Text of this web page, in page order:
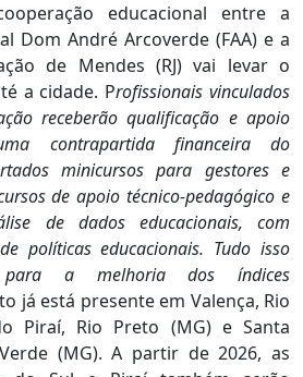
educacional entre a
Dom André Arcoverde (FAA) e a
de Mendes (RJ) vai levar o
a cidade. Profissionais vinculados
receberão qualificação e apoio
contrapartida financeira do
minicursos para gestores e
de apoio técnico-pedagógico e
de dados educacionais, com
políticas educacionais. Tudo isso
para a melhoria dos índices
já está presente em Valença, Rio
Piraí, Rio Preto (MG) e Santa
(MG). A partir de 2026, as